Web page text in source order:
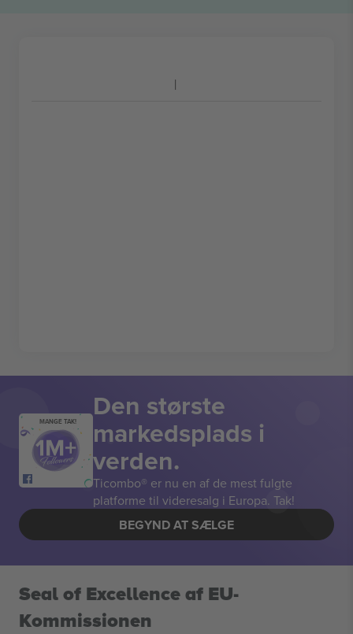
MANGE TAK! Den største
markedsplads i
verden.
Ticombo® er nu en af de mest fulgte
platforme til videresalg i Europa. Tak!
BEGYND AT SÆLGE
Seal of Excellence af EU-
Kommissionen